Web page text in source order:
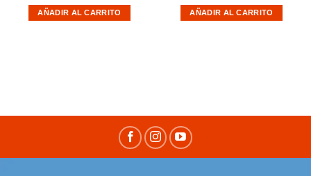
AÑADIR AL CARRITO AÑADIR AL CARRITO